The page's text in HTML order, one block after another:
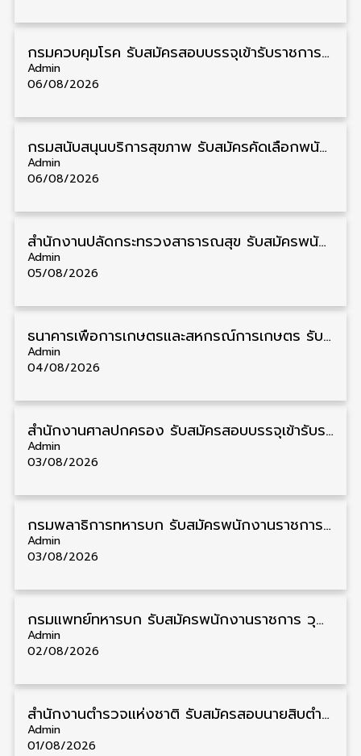
กรมควบคุมโรค รับสมัครสอบบรรจุเข้ารับราชการ วุฒิ ปวส./ป.ตรี 17 อัตรา รับสมัคร 17 สิงหาคม – 4 กันยายน
Admin
06/08/2026
กรมสนับสนุนบริการสุขภาพ รับสมัครคัดเลือกพนักงานราชการ วุฒิ ปวส./ป.ตรี 13 อัตรา รับสมัคร 11 – 20 สิงหาคม
Admin
06/08/2026
สำนักงานปลัดกระทรวงสาธารณสุข รับสมัครพนักงานราชการรูปแบบพิเศษ วุฒิ ปวส./ป.ตรี 102 อัตรา รับสมัคร 17 – 28 สิงหาคม
Admin
05/08/2026
ธนาคารเพื่อการเกษตรและสหกรณ์การเกษตร รับสมัครบุคคลเพื่อเป็นผู้ช่วยพนักงาน วุฒิ ป.ตรี 5 อัตรา รับสมัคร 4 – 14 สิงหาคม
Admin
04/08/2026
สํานักงานศาลปกครอง รับสมัครสอบบรรจุเข้ารับราชการ วุฒิ ป.ตรี 72 อัตรา รับสมัคร 31 สิงหาคม – 18 กันยายน
Admin
03/08/2026
กรมพลาธิการทหารบก รับสมัครพนักงานราชการ วุฒิ ม.3/ม.6/ปวช. 66 อัตรา รับสมัคร 10 – 17 สิงหาคม
Admin
03/08/2026
กรมแพทย์ทหารบก รับสมัครพนักงานราชการ วุฒิ ม.3/ม.6/ปวช./ปวท./ปวส. 6 อัตรา รับสมัคร 3 – 7 สิงหาคม
Admin
02/08/2026
สำนักงานตำรวจแห่งชาติ รับสมัครสอบนายสิบตำรวจ วุฒิ ม.6/ปวช. 6,000 อัตรา รับสมัคร 8 – 19 สิงหาคม
Admin
01/08/2026